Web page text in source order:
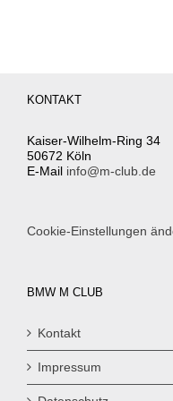
KONTAKT
Kaiser-Wilhelm-Ring 34
50672 Köln
E-Mail info@m-club.de
Cookie-Einstellungen
BMW M CLUB
Kontakt
Impressum